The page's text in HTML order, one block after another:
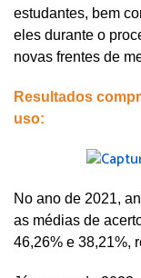
estudantes, bem
eles durante o
novas frentes de
Resultados
uso:
No ano de 2021,
as médias de
46,26% e 38,21%,